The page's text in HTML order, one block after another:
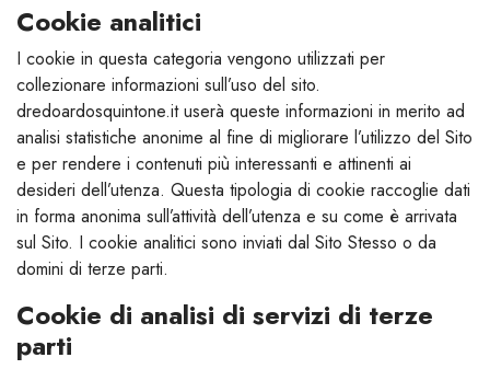
Cookie analitici
I cookie in questa categoria vengono utilizzati per
collezionare informazioni sull’uso del sito.
dredoardosquintone.it userà queste informazioni in merito ad
analisi statistiche anonime al fine di migliorare l’utilizzo del Sito
e per rendere i contenuti più interessanti e attinenti ai
desideri dell’utenza. Questa tipologia di cookie raccoglie dati
in forma anonima sull’attività dell’utenza e su come è arrivata
sul Sito. I cookie analitici sono inviati dal Sito Stesso o da
domini di terze parti.
Cookie di analisi di servizi di terze
parti